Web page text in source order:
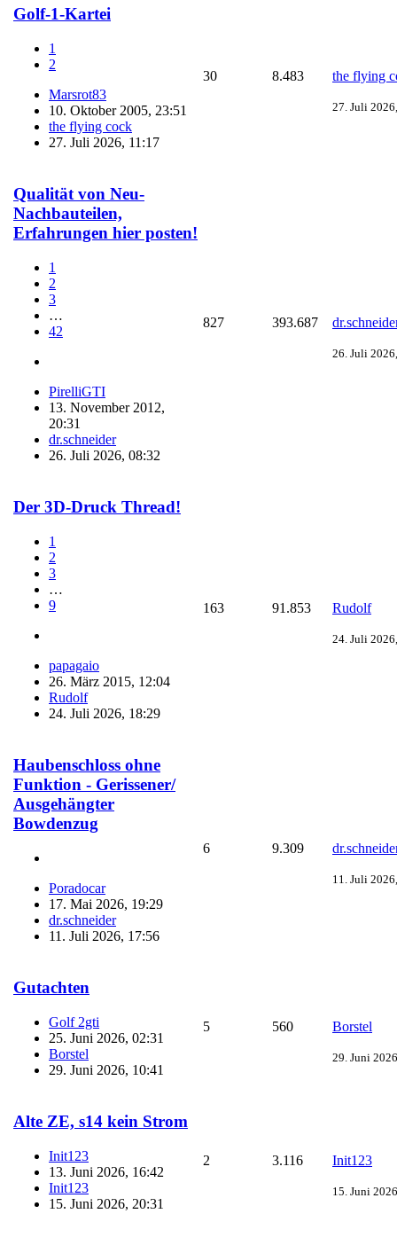
Golf-1-Kartei
1
2
Marsrot83
10. Oktober 2005, 23:51
the flying cock
27. Juli 2026, 11:17
30 8.483 the flying
27. Juli
Qualität von Neu-
Nachbauteilen,
Erfahrungen hier posten!
1
2
3
…
42
PirelliGTI
13. November 2012,
20:31
dr.schneider
26. Juli 2026, 08:32
827 393.687
26. Juli
Der 3D-Druck Thread!
1
2
3
…
9
papagaio
26. März 2015, 12:04
Rudolf
24. Juli 2026, 18:29
163 91.853 Rudolf
24. Juli
Haubenschloss ohne
Funktion - Gerissener/
Ausgehängter
Bowdenzug
Poradocar
17. Mai 2026, 19:29
dr.schneider
11. Juli 2026, 17:56
6 9.309
11. Juli
Gutachten
Golf 2gti
25. Juni 2026, 02:31
Borstel
29. Juni 2026, 10:41
5 560 Borstel
29. Juni
Alte ZE, s14 kein Strom
Init123
13. Juni 2026, 16:42
Init123
15. Juni 2026, 20:31
2 3.116 Init123
15. Juni